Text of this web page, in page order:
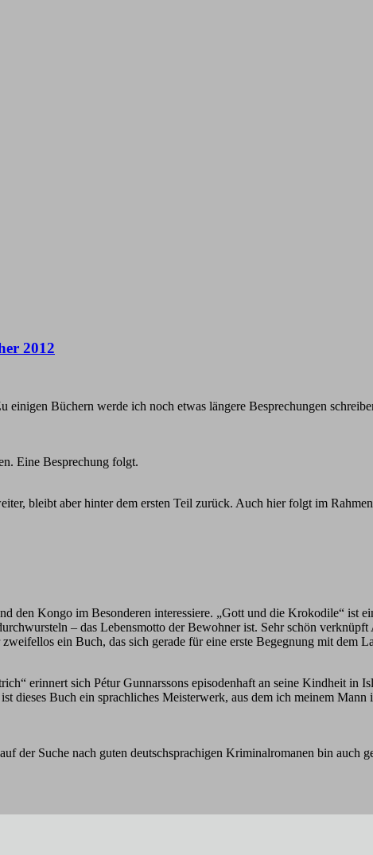
2012
Büchern werde ich noch etwas längere Besprechungen
Eine Besprechung folgt.
bleibt aber hinter dem ersten Teil zurück. Auch hier folgt im Rahmen
Kongo im Besonderen interessiere. „Gott und die Krokodile“ ist
– das Lebensmotto der Bewohner ist. Sehr schön
ein Buch, das sich gerade für eine erste Begegnung mit dem
erinnert sich Pétur Gunnarssons episodenhaft an seine Kindheit in
Buch ein sprachliches Meisterwerk, aus dem ich meinem Mann
der Suche nach guten deutschsprachigen Kriminalromanen bin auch